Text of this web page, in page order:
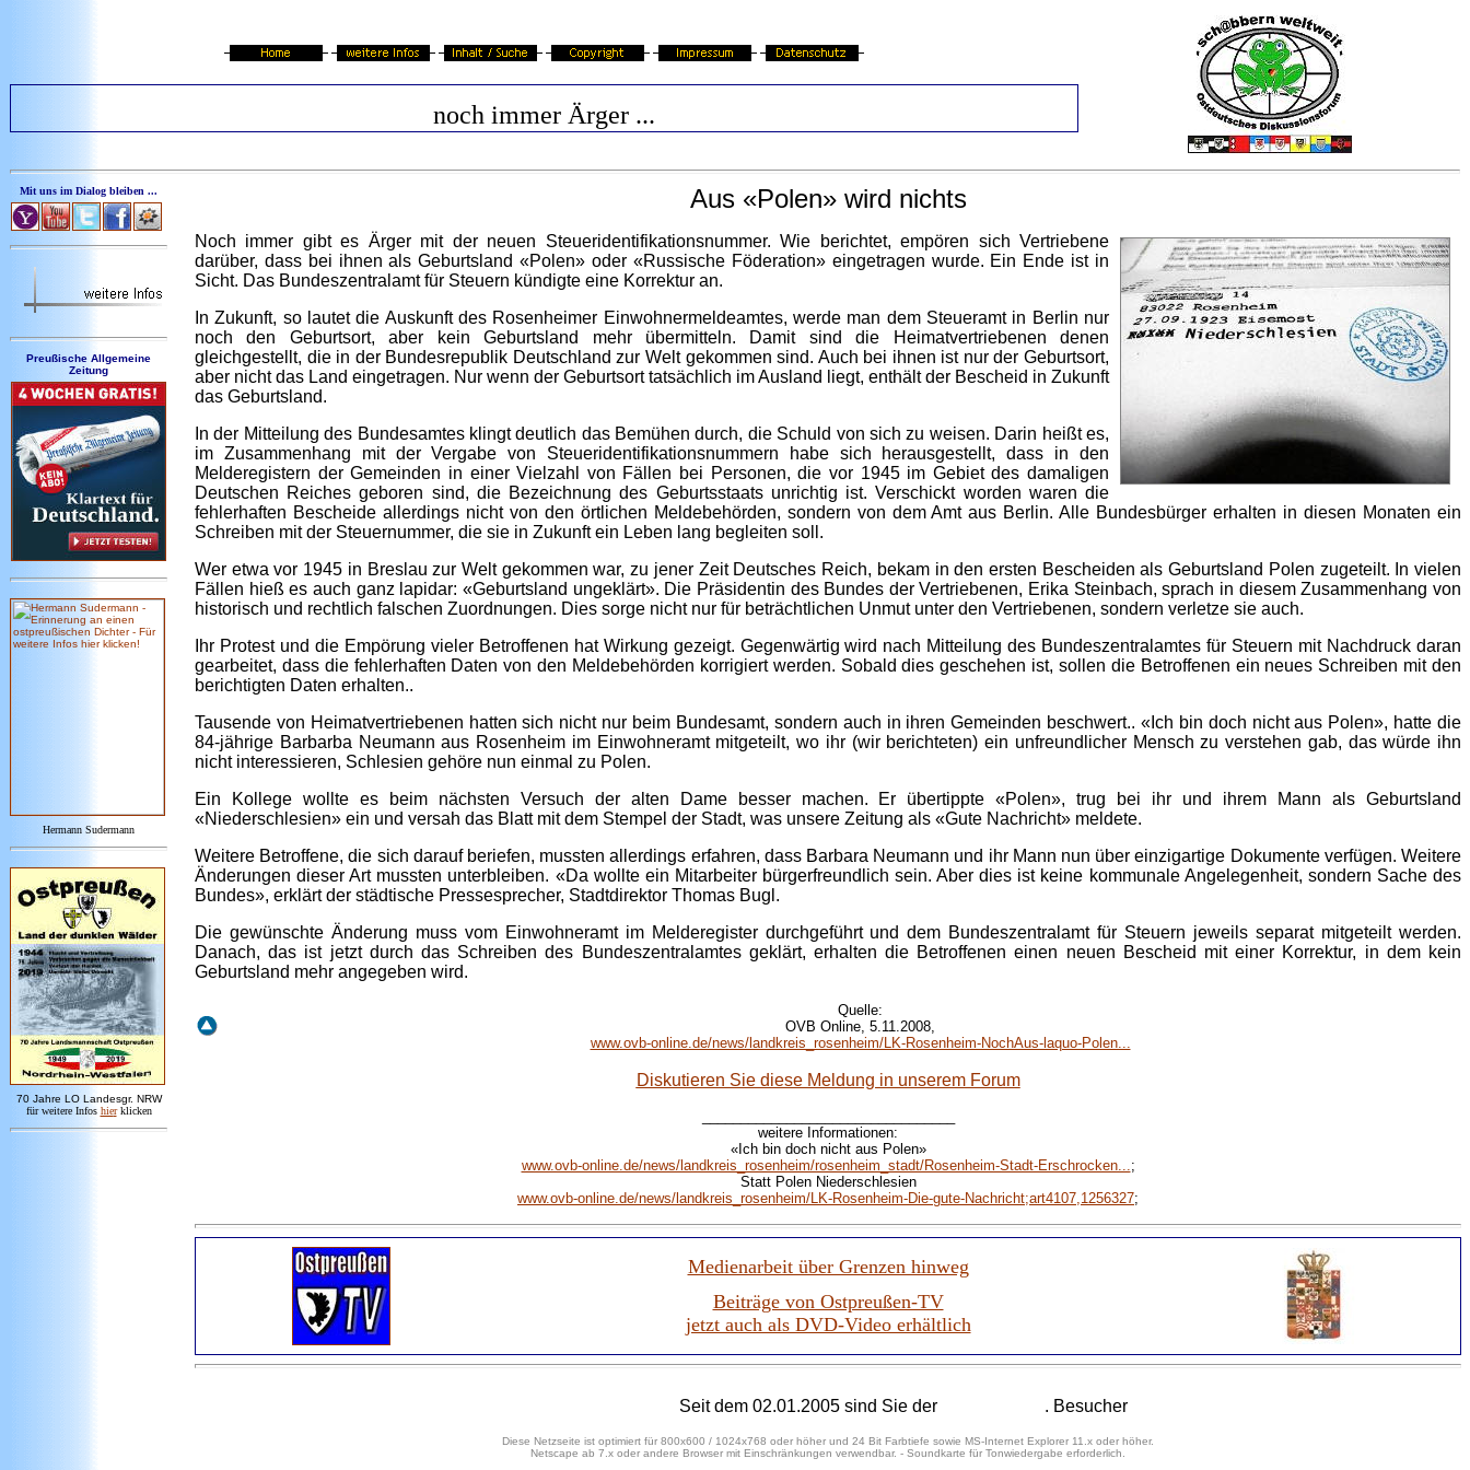
noch immer Ärger ...
Mit uns im Dialog bleiben ...
Preußische Allgemeine
Zeitung
Hermann Sudermann
70 Jahre LO Landesgr. NRW
für weitere Infos hier klicken
Aus «Polen» wird nichts
Noch immer gibt es Ärger mit der neuen Steueridentifikationsnummer. Wie berichtet, empören sich Vertriebene
darüber, dass bei ihnen als Geburtsland «Polen» oder «Russische Föderation» eingetragen wurde. Ein Ende ist in
Sicht. Das Bundeszentralamt für Steuern kündigte eine Korrektur an.
In Zukunft, so lautet die Auskunft des Rosenheimer Einwohnermeldeamtes, werde man dem Steueramt in Berlin nur
noch den Geburtsort, aber kein Geburtsland mehr übermitteln. Damit sind die Heimatvertriebenen denen
gleichgestellt, die in der Bundesrepublik Deutschland zur Welt gekommen sind. Auch bei ihnen ist nur der Geburtsort,
aber nicht das Land eingetragen. Nur wenn der Geburtsort tatsächlich im Ausland liegt, enthält der Bescheid in Zukunft
das Geburtsland.
In der Mitteilung des Bundesamtes klingt deutlich das Bemühen durch, die Schuld von sich zu weisen. Darin heißt es,
im Zusammenhang mit der Vergabe von Steueridentifikationsnummern habe sich herausgestellt, dass in den
Melderegistern der Gemeinden in einer Vielzahl von Fällen bei Personen, die vor 1945 im Gebiet des damaligen
Deutschen Reiches geboren sind, die Bezeichnung des Geburtsstaats unrichtig ist. Verschickt worden waren die
fehlerhaften Bescheide allerdings nicht von den örtlichen Meldebehörden, sondern von dem Amt aus Berlin. Alle Bundesbürger erhalten in diesen Monaten ein
Schreiben mit der Steuernummer, die sie in Zukunft ein Leben lang begleiten soll.
Wer etwa vor 1945 in Breslau zur Welt gekommen war, zu jener Zeit Deutsches Reich, bekam in den ersten Bescheiden als Geburtsland Polen zugeteilt. In vielen
Fällen hieß es auch ganz lapidar: «Geburtsland ungeklärt». Die Präsidentin des Bundes der Vertriebenen, Erika Steinbach, sprach in diesem Zusammenhang von
historisch und rechtlich falschen Zuordnungen. Dies sorge nicht nur für beträchtlichen Unmut unter den Vertriebenen, sondern verletze sie auch.
Ihr Protest und die Empörung vieler Betroffenen hat Wirkung gezeigt. Gegenwärtig wird nach Mitteilung des Bundeszentralamtes für Steuern mit Nachdruck daran
gearbeitet, dass die fehlerhaften Daten von den Meldebehörden korrigiert werden. Sobald dies geschehen ist, sollen die Betroffenen ein neues Schreiben mit den
berichtigten Daten erhalten..
Tausende von Heimatvertriebenen hatten sich nicht nur beim Bundesamt, sondern auch in ihren Gemeinden beschwert.. «Ich bin doch nicht aus Polen», hatte die
84-jährige Barbarba Neumann aus Rosenheim im Einwohneramt mitgeteilt, wo ihr (wir berichteten) ein unfreundlicher Mensch zu verstehen gab, das würde ihn
nicht interessieren, Schlesien gehöre nun einmal zu Polen.
Ein Kollege wollte es beim nächsten Versuch der alten Dame besser machen. Er übertippte «Polen», trug bei ihr und ihrem Mann als Geburtsland
«Niederschlesien» ein und versah das Blatt mit dem Stempel der Stadt, was unsere Zeitung als «Gute Nachricht» meldete.
Weitere Betroffene, die sich darauf beriefen, mussten allerdings erfahren, dass Barbara Neumann und ihr Mann nun über einzigartige Dokumente verfügen. Weitere
Änderungen dieser Art mussten unterbleiben. «Da wollte ein Mitarbeiter bürgerfreundlich sein. Aber dies ist keine kommunale Angelegenheit, sondern Sache des
Bundes», erklärt der städtische Pressesprecher, Stadtdirektor Thomas Bugl.
Die gewünschte Änderung muss vom Einwohneramt im Melderegister durchgeführt und dem Bundeszentralamt für Steuern jeweils separat mitgeteilt werden.
Danach, das ist jetzt durch das Schreiben des Bundeszentralamtes geklärt, erhalten die Betroffenen einen neuen Bescheid mit einer Korrektur, in dem kein
Geburtsland mehr angegeben wird.
Quelle:
OVB Online, 5.11.2008,
www.ovb-online.de/news/landkreis_rosenheim/LK-Rosenheim-NochAus-laquo-Polen...
Diskutieren Sie diese Meldung in unserem Forum
weitere Informationen:
«Ich bin doch nicht aus Polen»
www.ovb-online.de/news/landkreis_rosenheim/rosenheim_stadt/Rosenheim-Stadt-Erschrocken...;
Statt Polen Niederschlesien
www.ovb-online.de/news/landkreis_rosenheim/LK-Rosenheim-Die-gute-Nachricht;art4107,1256327;
Medienarbeit über Grenzen hinweg
Beiträge von Ostpreußen-TV
jetzt auch als DVD-Video erhältlich
Seit dem 02.01.2005 sind Sie der . Besucher
Diese Netzseite ist optimiert für 800x600 / 1024x768 oder höher und 24 Bit Farbtiefe sowie MS-Internet Explorer 11.x oder höher.
Netscape ab 7.x oder andere Browser mit Einschränkungen verwendbar. - Soundkarte für Tonwiedergabe erforderlich.